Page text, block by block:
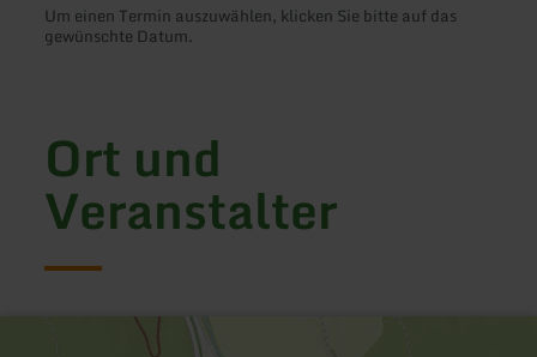
Um einen Termin auszuwählen, klicken Sie bitte auf das
gewünschte Datum.
Ort und
Veranstalter